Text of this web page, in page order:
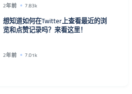
2年前 7.83k
想知道如何在Twitter上查看最近的浏
览和点赞记录吗？来看这里！
2年前 7.01k